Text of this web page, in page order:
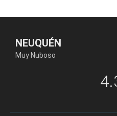
NEUQUÉN
Muy Nuboso